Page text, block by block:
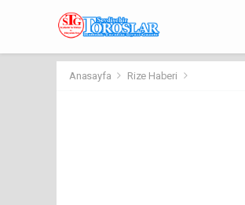
Anasayfa Rize Haberi